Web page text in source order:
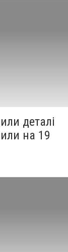
деталі
на 19